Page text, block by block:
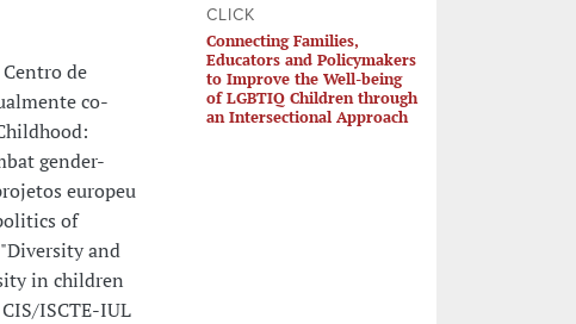
de
co-
gender-
europeu
of
and
in children
ISCTE-IUL
CLICK
Connecting Families,
Educators and Policymakers
to Improve the Well-being
of LGBTIQ Children through
an Intersectional Approach